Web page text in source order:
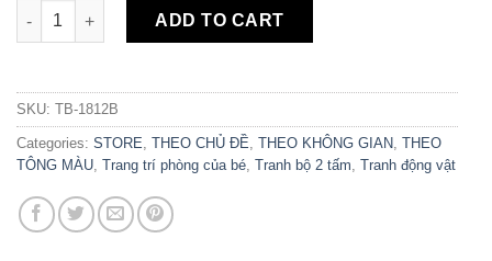
Bộ 2 Tranh Canvas Hình Các Con Vật Dễ Thương TB-1812
ADD TO CART
SKU: TB-1812B
Categories: STORE, THEO CHỦ ĐỀ, THEO KHÔNG GIAN, THEO
TÔNG MÀU, Trang trí phòng của bé, Tranh bộ 2 tấm, Tranh động vật